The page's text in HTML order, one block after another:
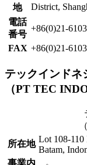
地
District,
電話
番号
+86(0)21-
FAX +86(0)21-
テックインドネ
（PT TEC
（
所在地 Lot 108-110
Batam,
事業内